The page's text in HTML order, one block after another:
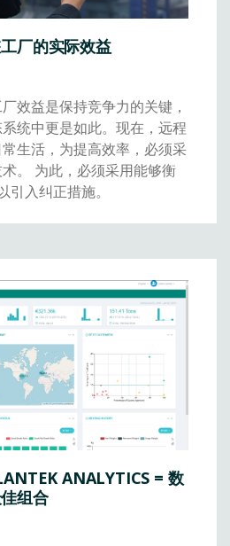
厂的实际效益
效益是保持竞争力的关键，
统中更是如此。现在，远程
生活，为提高效率，必须采
。 为此，必须采用能够衡
入纠正措施。
ANALYTICS = 数
组合